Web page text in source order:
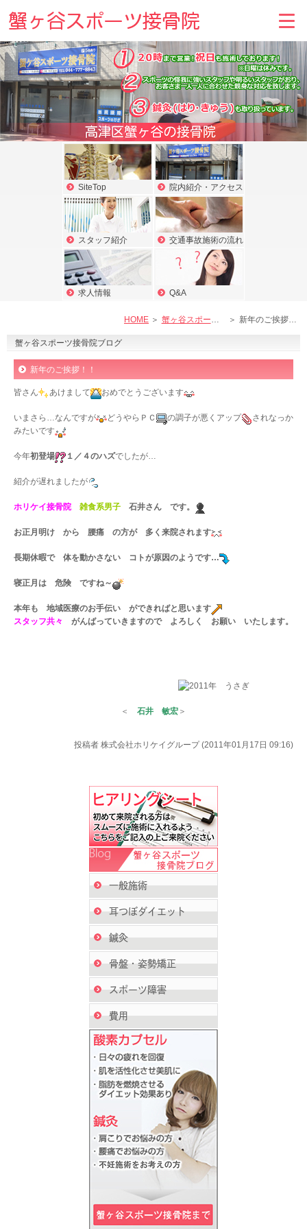
SiteTop 院内紹介・アクセス
スタッフ紹介 交通事故施術の流れ
求人情報 Q&A
HOME 蟹ヶ谷スポーツ接骨院ブログ 新年のご挨拶！！
蟹ヶ谷スポーツ接骨院ブログ
新年のご挨拶！！
皆さん あけまして おめでとうございます
いまさら…なんですが どうやらＰＣ の調子が悪くアップ
されなっか
みたいです
今年初登場 １／４のハズでしたが…
紹介が遅れましたが
ホリケイ接骨院 雑食系男子 石井さん です。
お正月明け から 腰痛 の方が 多く来院されます
長期休暇で 体を動かさない コトが原因のようです…
寝正月は 危険 ですね～
本年も 地域医療のお手伝い ができればと思います
スタッフ共々
がんばっていきますので よろしく お願い いたします。
＜ 石井 敏宏 ＞
投稿者 株式会社ホリケイグループ (2011年01月17日 09:16)
一般施術
耳つぼダイエット
鍼灸
骨盤・姿勢矯正
スポーツ障害
費用